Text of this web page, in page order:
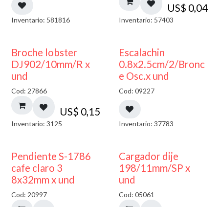
Inventario: 581816
US$ 0,04
Inventario: 57403
Broche lobster
DJ902/10mm/R x
und
Cod: 27866
US$ 0,15
Inventario: 3125
Escalachin
0.8x2.5cm/2/Bronc
e Osc.x und
Cod: 09227
Inventario: 37783
50% DESCUENTO
Pendiente S-1786
cafe claro 3
8x32mm x und
Cod: 20997 50% DESCUENTO
Cargador dije
198/11mm/SP x
und
Cod: 05061